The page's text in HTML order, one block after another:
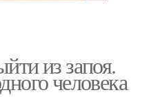
из запоя.
человека